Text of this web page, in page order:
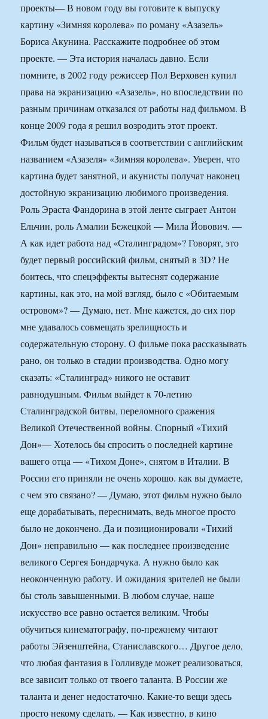
проекты— В новом году вы готовите к выпуску
картину «Зимняя королева» по роману «Азазель»
Бориса Акунина. Расскажите подробнее об этом
проекте. — Эта история началась давно. Если
помните, в 2002 году режиссер Пол Верховен купил
права на экранизацию «Азазель», но впоследствии по
разным причинам отказался от работы над фильмом. В
конце 2009 года я решил возродить этот проект.
Фильм будет называться в соответствии с английским
названием «Азазеля» «Зимняя королева». Уверен, что
картина будет занятной, и акунисты получат наконец
достойную экранизацию любимого произведения.
Роль Эраста Фандорина в этой лентe сыграет Антон
Ельчин, роль Амалии Бежецкой — Мила Йовович. —
А как идет работа над «Сталинградом»? Говорят, это
будет первый российский фильм, cнятый в 3D? Не
боитесь, что спецэффекты вытеснят содержание
картины, как это, на мой взгляд, было с «Обитаемым
островом»? — Думаю, нет. Мне кажется, до сих пор
мне удавалось совмещать зрелищность и
содержательную сторону. О фильме пока рассказывать
рано, он только в стадии производства. Одно могу
сказать: «Сталинград» никого не оставит
равнодушным. Фильм выйдет к 70-летию
Сталинградской битвы, переломного сражения
Великой Отечественной войны. Спорный «Тихий
Дон»— Хотелось бы спросить о последней картине
вашего отца — «Тихом Доне», снятом в Италии. В
России его приняли не очень хорошо. как вы думаете,
с чем это связано? — Думаю, этот фильм нужно было
еще дорабатывать, переснимать, ведь многое просто
было не докончено. Да и позиционировали «Тихий
Дон» неправильно — как последнее произведение
великого Сергея Бондарчука. А нужно было как
неоконченную работу. И ожидания зрителей не были
бы столь завышенными. В любом случае, наше
искусство все равно остается великим. Чтобы
обучиться кинематографу, по-прежнему читают
работы Эйзенштейна, Станиславского… Другое дело,
что любая фантазия в Голливуде может реализоваться,
все зависит только от твоего таланта. В России же
таланта и денег недостаточно. Какие-то вещи здесь
просто некому сделать. — Как известно, в кино